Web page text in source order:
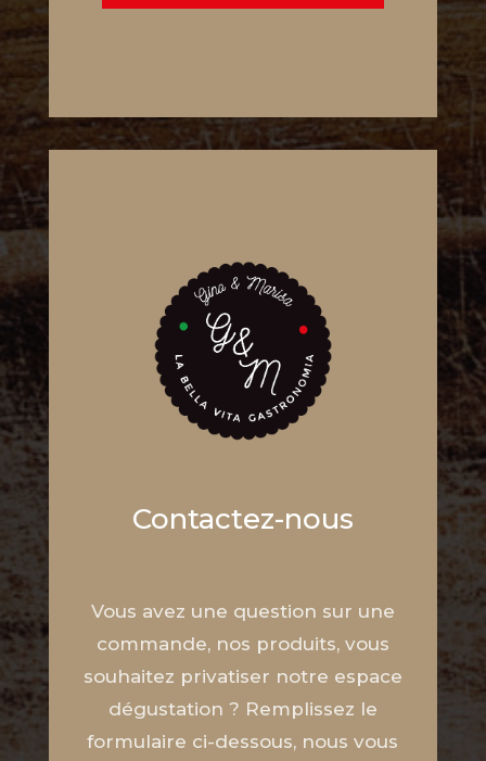
Contactez-nous
Vous avez une question sur une
commande, nos produits, vous
souhaitez privatiser notre espace
dégustation ? Remplissez le
formulaire ci-dessous, nous vous